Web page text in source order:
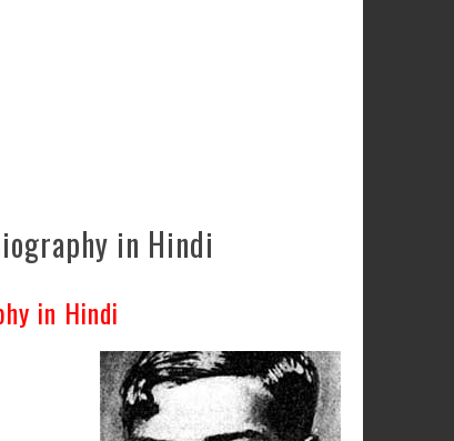
in Hindi
in Hindi